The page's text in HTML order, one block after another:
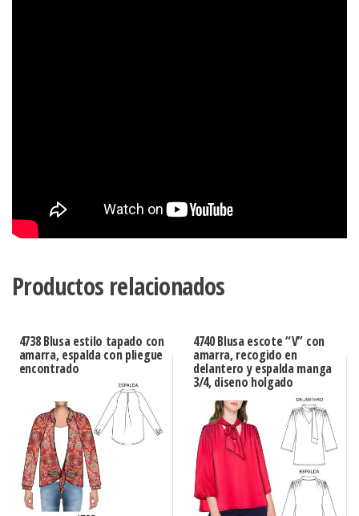
Productos relacionados
4738 Blusa estilo tapado con
amarra, espalda con pliegue
encontrado
4740 Blusa escote “V” con
amarra, recogido en
delantero y espalda manga
3/4, diseno holgado